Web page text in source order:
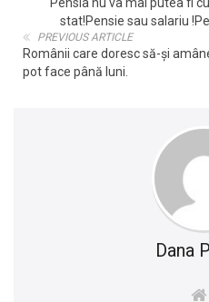
stat!Pensie sau salariu
PREVIOUS ARTICLE
Românii care doresc să-și
pot face până luni.
Dana